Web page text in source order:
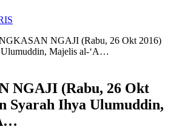
NGAJI (Rabu, 26 Okt 2016)
Majelis al-‘A…
NGAJI (Rabu, 26 Okt
Syarah Ihya Ulumuddin,